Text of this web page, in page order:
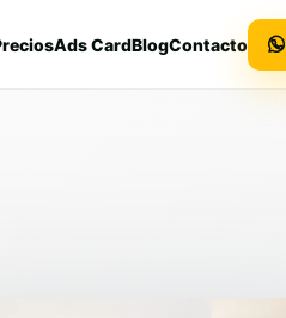
Ads CardBlogContacto